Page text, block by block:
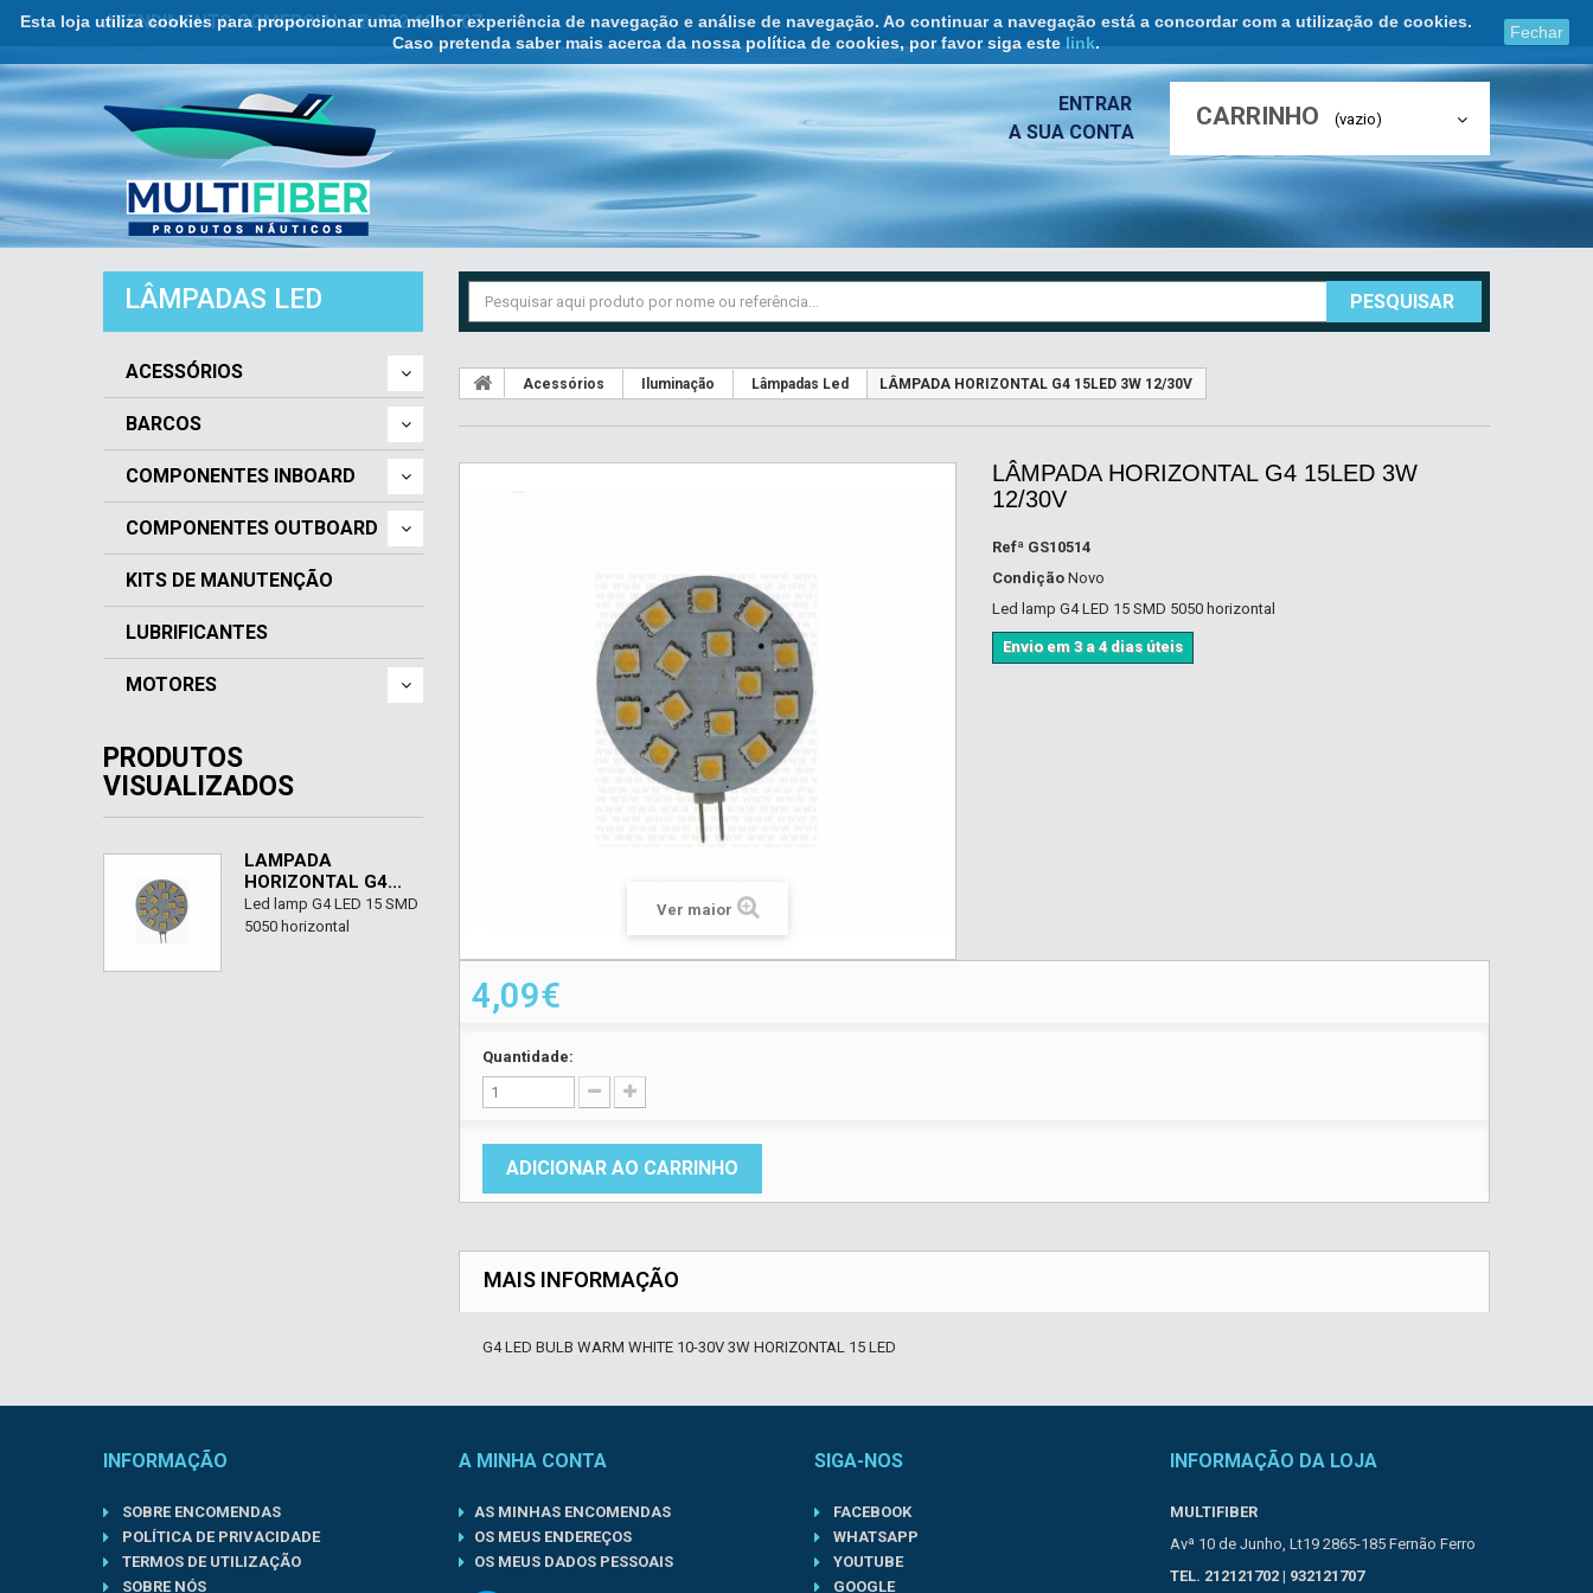
Esta loja utiliza cookies para proporcionar uma melhor experiência de navegação e análise de navegação. Ao continuar a navegação está a concordar com a utilização de cookies.
Caso pretenda saber mais acerca da nossa política de cookies, por favor siga este link.
Fechar
ATENDIMENTO COMERCIAL ☏ 932 121 707
CARRINHO (vazio)
ENTRAR
A SUA CONTA
PESQUISAR
LÂMPADAS LED
ACESSÓRIOS
BARCOS
COMPONENTES INBOARD
COMPONENTES OUTBOARD
KITS DE MANUTENÇÃO
LUBRIFICANTES
MOTORES
PRODUTOS
VISUALIZADOS
LÂMPADA
HORIZONTAL G4...
Led lamp G4 LED 15 SMD
5050 horizontal
Acessórios Iluminação Lâmpadas Led LÂMPADA HORIZONTAL G4 15LED 3W 12/30V
Ver maior
LÂMPADA HORIZONTAL G4 15LED 3W
12/30V
Refª GS10514
Condição Novo
Led lamp G4 LED 15 SMD 5050 horizontal
Envio em 3 a 4 dias úteis
4,09€
Quantidade:
ADICIONAR AO CARRINHO
MAIS INFORMAÇÃO
G4 LED BULB WARM WHITE 10-30V 3W HORIZONTAL 15 LED
INFORMAÇÃO
SOBRE ENCOMENDAS
POLÍTICA DE PRIVACIDADE
TERMOS DE UTILIZAÇÃO
SOBRE NÓS
A MINHA CONTA
AS MINHAS ENCOMENDAS
OS MEUS ENDEREÇOS
OS MEUS DADOS PESSOAIS
SIGA-NOS
FACEBOOK
WHATSAPP
YOUTUBE
GOOGLE
INFORMAÇÃO DA LOJA
MULTIFIBER
Avª 10 de Junho, Lt19 2865-185 Fernão Ferro
TEL. 212121702 | 932121707